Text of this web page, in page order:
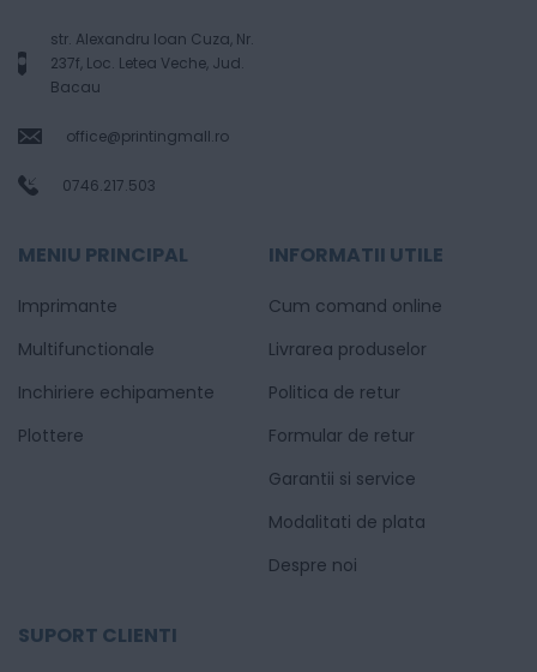
str. Alexandru Ioan Cuza, Nr.
237f, Loc. Letea Veche, Jud.
Bacau
office@printingmall.ro
0746.217.503
MENIU PRINCIPAL
Imprimante
Multifunctionale
Inchiriere echipamente
Plottere
INFORMATII UTILE
Cum comand online
Livrarea produselor
Politica de retur
Formular de retur
Garantii si service
Modalitati de plata
Despre noi
SUPORT CLIENTI